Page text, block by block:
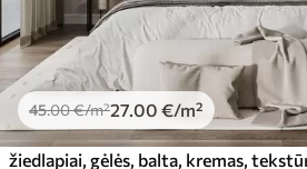
45.00€/m²27 .00 €/m²